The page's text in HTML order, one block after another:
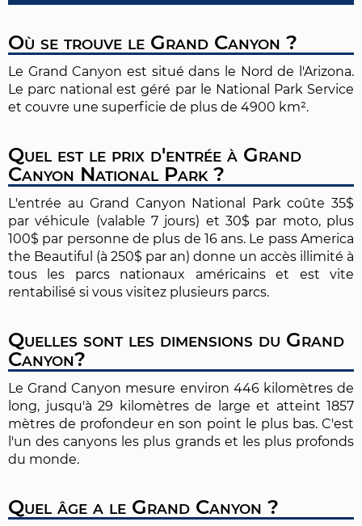
Où se trouve le Grand Canyon ?
Le Grand Canyon est situé dans le Nord de l'Arizona.
Le parc national est géré par le National Park Service
et couvre une superficie de plus de 4900 km².
Quel est le prix d'entrée à Grand
Canyon National Park ?
L'entrée au Grand Canyon National Park coûte 35$
par véhicule (valable 7 jours) et 30$ par moto, plus
100$ par personne de plus de 16 ans. Le pass America
the Beautiful (à 250$ par an) donne un accès illimité à
tous les parcs nationaux américains et est vite
rentabilisé si vous visitez plusieurs parcs.
Quelles sont les dimensions du Grand
Canyon?
Le Grand Canyon mesure environ 446 kilomètres de
long, jusqu'à 29 kilomètres de large et atteint 1857
mètres de profondeur en son point le plus bas. C'est
l'un des canyons les plus grands et les plus profonds
du monde.
Quel âge a le Grand Canyon ?